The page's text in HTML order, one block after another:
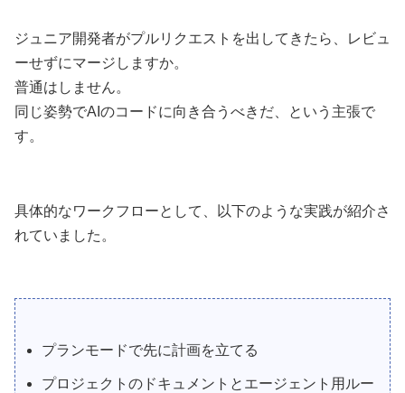
ジュニア開発者がプルリクエストを出してきたら、レビュ
ーせずにマージしますか。
普通はしません。
同じ姿勢でAIのコードに向き合うべきだ、という主張で
す。
具体的なワークフローとして、以下のような実践が紹介さ
れていました。
プランモードで先に計画を立てる
プロジェクトのドキュメントとエージェント用ルー